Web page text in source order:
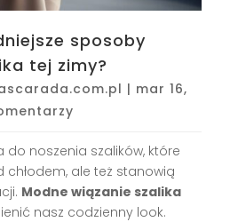
sposoby
tej zimy?
| mar 16,
noszenia szalików, które
chłodem, ale też stanowią
Modne wiązanie szalika
nasz codzienny look.